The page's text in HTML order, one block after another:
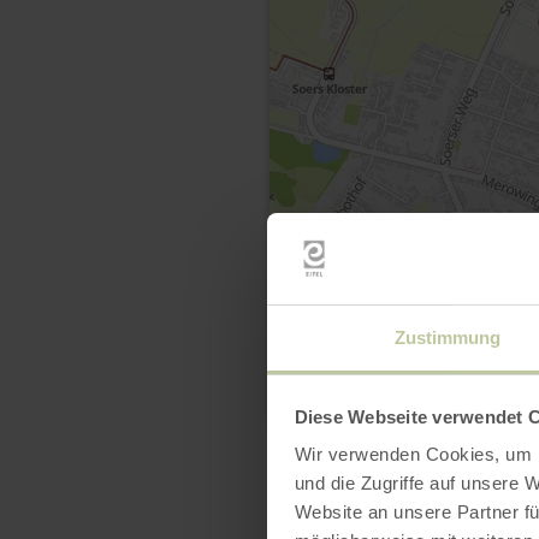
Zustimmung
Diese Webseite verwendet
Wir verwenden Cookies,
und die Zugriffe auf unsere
Website an unsere Partner